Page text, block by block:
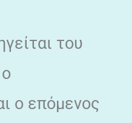
του
ο επόμενος